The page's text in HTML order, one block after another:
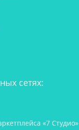
сетях:
«7 Студио»